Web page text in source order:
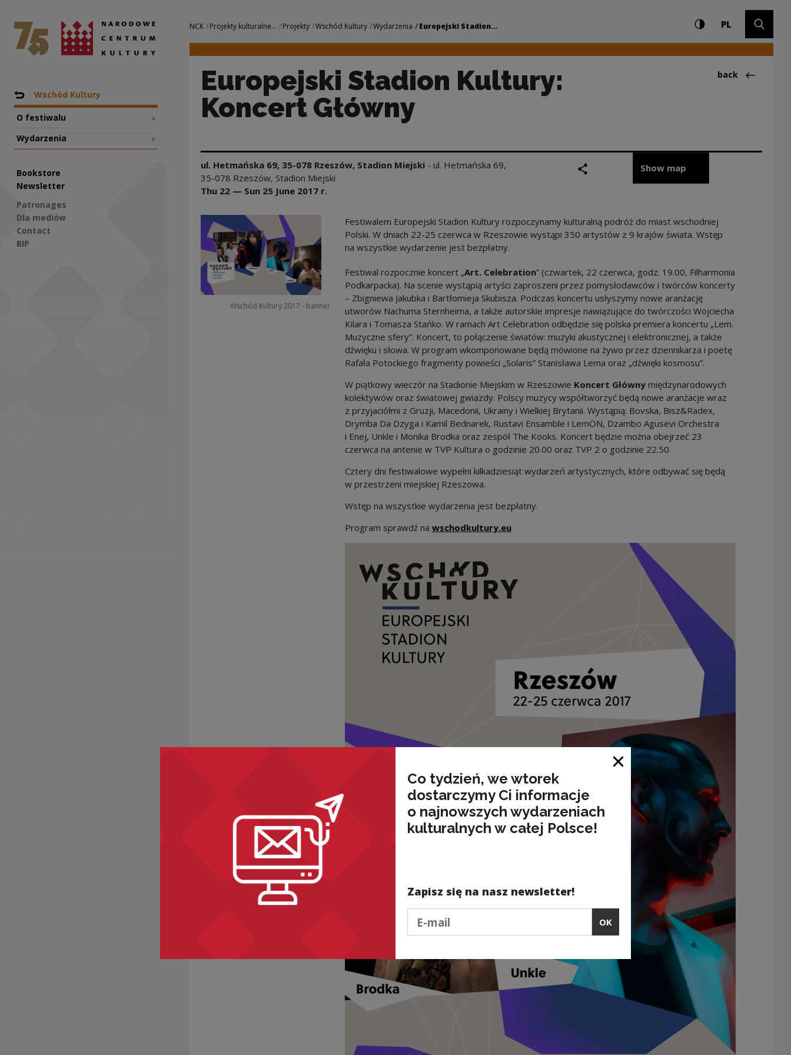
Europejski Stadion Kultury: Koncert Główny | Narodowe
National Centre for Culture Poland
Nawigacja
Back to: Projekty
Wschód Kultury
O festiwalu >
Wydarzenia >
Bookstore
Newsletter
Patronages
Dla mediów
Contact
BIP
Navigation
NCK Projekty kulturalne... Projekty Wschód Kultury Wydarzenia Europejski Stadion... Settings and search
High contrast
PLCHANGE
Europejski Stadion Kultury:
Koncert Główny
Back
back
ul. Hetmańska 69, 35-078 Rzeszów, Stadion Miejski - ul. Hetmańska 69,
35-078 Rzeszów, Stadion Miejski
Thu 22 — Sun 25 June 2017r.
Show map
Wschód Kultury 2017 - banner
Festiwalem Europejski Stadion Kultury rozpoczynamy kulturalną podróż do miast wschodniej
Polski. W dniach 22-25 czerwca w Rzeszowie wystąpi 350 artystów z 9 krajów świata. Wstęp
na wszystkie wydarzenie jest bezpłatny.
Festiwal rozpocznie koncert „Art. Celebration” (czwartek, 22 czerwca, godz. 19.00, Filharmonia
Podkarpacka). Na scenie wystąpią artyści zaproszeni przez pomysłodawców i twórców koncerty
– Zbigniewa Jakubka i Bartłomieja Skubisza. Podczas koncertu usłyszymy nowe aranżację
utworów Nachuma Sternheima, a także autorskie impresje nawiązujące do twórczości Wojciecha
Kilara i Tomasza Stańko. W ramach Art Celebration odbędzie się polska premiera koncertu „Lem.
Muzyczne sfery”. Koncert, to połączenie światów: muzyki akustycznej i elektronicznej, a także
dźwięku i słowa. W program wkomponowane będą mówione na żywo przez dziennikarza i poetę
Rafała Potockiego fragmenty powieści „Solaris” Stanisława Lema oraz „dźwięki kosmosu”.
W piątkowy wieczór na Stadionie Miejskim w Rzeszowie Koncert Głównymiędzynarodowych
kolektywów oraz światowej gwiazdy. Polscy muzycy współtworzyć będą nowe aranżacje wraz
z przyjaciółmi z Gruzji, Macedonii, Ukrainy i Wielkiej Brytanii. Wystąpią: Bovska, Bisz&Radex,
Drymba Da Dzyga i Kamil Bednarek, Rustavi Ensamble i LemON, Dzambo Agusevi Orchestra
i Enej, Unkle i Monika Brodka oraz zespół The Kooks. Koncert będzie można obejrzeć 23
czerwca na antenie w TVP Kultura o godzinie 20.00 oraz TVP 2 o godzinie 22.50.
Cztery dni festiwalowe wypełni kilkadziesiąt wydarzeń artystycznych, które odbywać się będą
w przestrzeni miejskiej Rzeszowa.
Wstęp na wszystkie wydarzenia jest bezpłatny.
Program sprawdź na wschodkultury.euNote, the link will open in a new window
Co tydzień, we wtorek
dostarczymy Ci informacje
o najnowszych wydarzeniach
kulturalnych w całej Polsce!
Zapisz się na nasz newsletter!
OK